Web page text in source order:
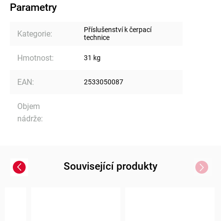
Parametry
Kategorie:
Příslušenství k čerpací
technice
Hmotnost: 31 kg
EAN: 2533050087
Objem
nádrže:
Související produkty
Previous Next